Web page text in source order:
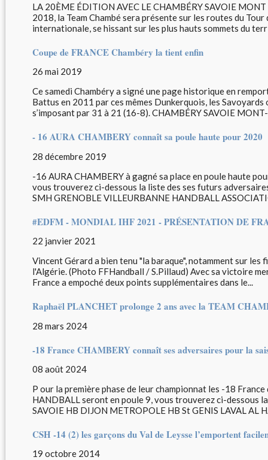
LA 20ÈME ÉDITION AVEC LE CHAMBÉRY SAVOIE
2018, la Team Chambé sera présente sur les routes du
internationale, se hissant sur les plus hauts sommets du
Coupe de FRANCE Chambéry la tient enfin
26 mai 2019
Ce samedi Chambéry a signé une page historique en
Battus en 2011 par ces mêmes Dunkerquois, les
s’imposant par 31 à 21 (16-8). CHAMBÉRY SAVOIE
- 16 AURA CHAMBERY connaît sa poule haute pour 2020
28 décembre 2019
-16 AURA CHAMBERY à gagné sa place en poule haute
vous trouverez ci-dessous la liste des ses futurs
SMH GRENOBLE VILLEURBANNE HANDBALL
#EDFM - MONDIAL IHF 2021 - PRÉSENTATION DE
22 janvier 2021
Vincent Gérard a bien tenu "la baraque", notamment sur les
l'Algérie. (Photo FFHandball / S.Pillaud) Avec sa victoire
France a empoché deux points supplémentaires dans le...
Raphaël PLANCHET prolonge 2 ans avec la TEAM
28 mars 2024
-18 France CHAMBERY connaît ses adversaires pour la
08 août 2024
P our la première phase de leur championnat les -18
HANDBALL seront en poule 9, vous trouverez ci-dessous
SAVOIE HB DIJON METROPOLE HB St GENIS LAVAL AL
CSH -14 (2) les garçons du Val de Leysse l’emportent
19 octobre 2014